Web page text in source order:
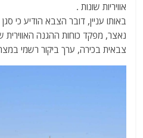
אוויריות שונות .
באותו עניין, דובר הצבא הודיע ​​כי
נאצר, מפקד כוחות ההגנה
צבאית בכירה, ערך ביקור רשמי